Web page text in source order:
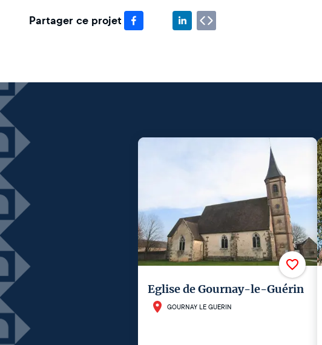
Partager ce projet
Eglise de Gournay-le-Guérin
GOURNAY LE GUERIN